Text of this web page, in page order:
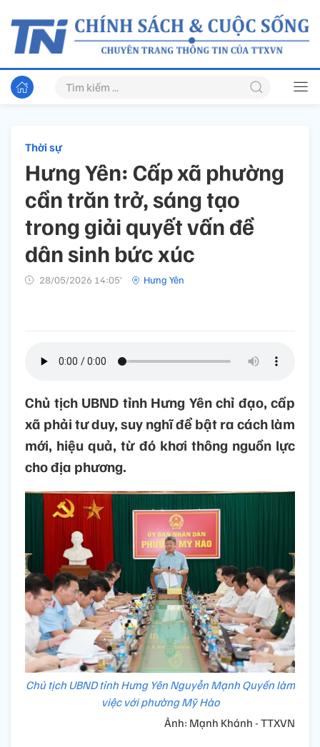
Thời sự
Hưng Yên: Cấp xã phường
cần trăn trở, sáng tạo
trong giải quyết vấn đề
dân sinh bức xúc
28/05/2026 14:05’ Hưng Yên
Chủ tịch UBND tỉnh Hưng Yên chỉ đạo, cấp
xã phải tư duy, suy nghĩ để bật ra cách làm
mới, hiệu quả, từ đó khơi thông nguồn lực
cho địa phương.
Chủ tịch UBND tỉnh Hưng Yên Nguyễn Mạnh Quyền làm
việc với phường Mỹ Hào
Ảnh: Mạnh Khánh - TTXVN